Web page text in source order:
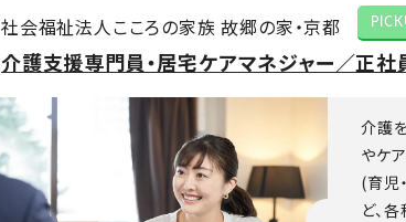
社会福祉法人こころの家族 故郷の家・京都
介護支援専門員・居宅ケアマネジャー／正社
介護
やケ
(育児
ど、